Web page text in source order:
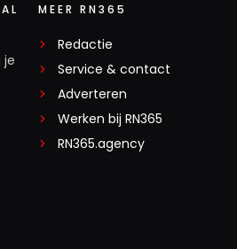
je
MEER RN365
Redactie
Service & contact
Adverteren
Werken bij RN365
RN365.agency